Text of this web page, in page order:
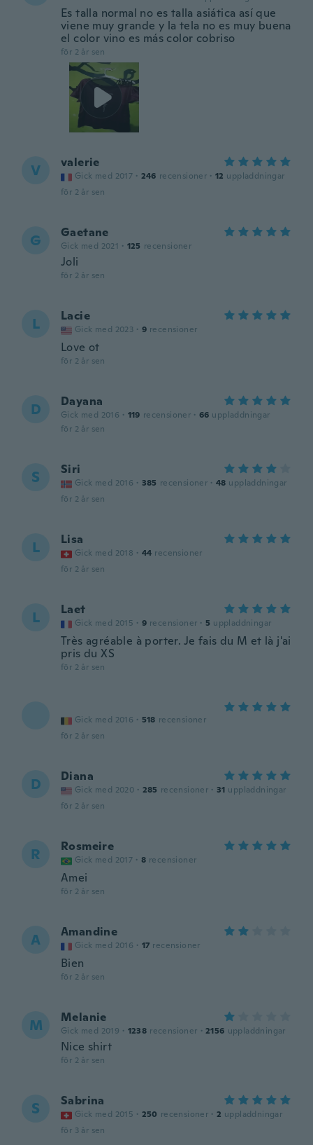
Es talla normal no es talla asiática así que
viene muy grande y la tela no es muy buena
el color vino es más color cobriso
för 2 år sen
V valerie
Gick med 2017 · 246 recensioner · 12 uppladdningar
för 2 år sen
G Gaetane
Gick med 2021 · 125 recensioner
Joli
för 2 år sen
L Lacie
Gick med 2023 · 9 recensioner
Love ot
för 2 år sen
D Dayana
Gick med 2016 · 119 recensioner · 66 uppladdningar
för 2 år sen
S Siri
Gick med 2016 · 385 recensioner · 48 uppladdningar
för 2 år sen
L Lisa
Gick med 2018 · 44 recensioner
för 2 år sen
L Laet
Gick med 2015 · 9 recensioner · 5 uppladdningar
Très agréable à porter. Je fais du M et là j'ai
pris du XS
för 2 år sen
Gick med 2016 · 518 recensioner
för 2 år sen
D Diana
Gick med 2020 · 285 recensioner · 31 uppladdningar
för 2 år sen
R Rosmeire
Gick med 2017 · 8 recensioner
Amei
för 2 år sen
A Amandine
Gick med 2016 · 17 recensioner
Bien
för 2 år sen
M Melanie
Gick med 2019 · 1238 recensioner · 2156 uppladdningar
Nice shirt
för 2 år sen
S Sabrina
Gick med 2015 · 250 recensioner · 2 uppladdningar
för 3 år sen